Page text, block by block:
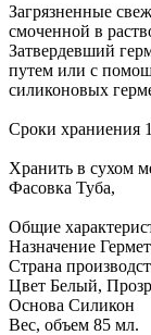
Загрязненные
смоченной в
Затвердевший
путем или с
силиконовых
Сроки храниения
Хранить в сухом
Фасовка Туба,
Общие
Назначение
Страна
Цвет Белый,
Основа Силикон
Вес, объем 85 мл.